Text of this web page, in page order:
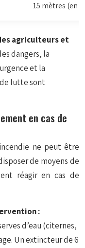
15 mètres (en
agriculteurs et
dangers, la
et la
lutte sont
en cas de
ne peut être
de moyens de
réagir en cas de
:
d’eau (citernes,
Un extincteur de 6